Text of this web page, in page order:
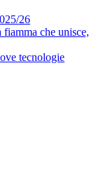
26
che unisce,
tecnologie